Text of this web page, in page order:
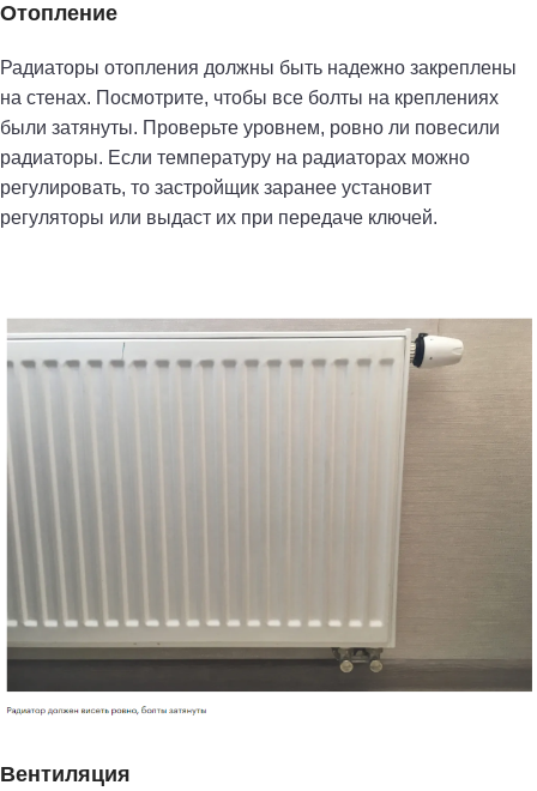
Отопление
Радиаторы отопления должны быть надежно закреплены
на стенах. Посмотрите, чтобы все болты на креплениях
были затянуты. Проверьте уровнем, ровно ли повесили
радиаторы. Если температуру на радиаторах можно
регулировать, то застройщик заранее установит
регуляторы или выдаст их при передаче ключей.
Вентиляция